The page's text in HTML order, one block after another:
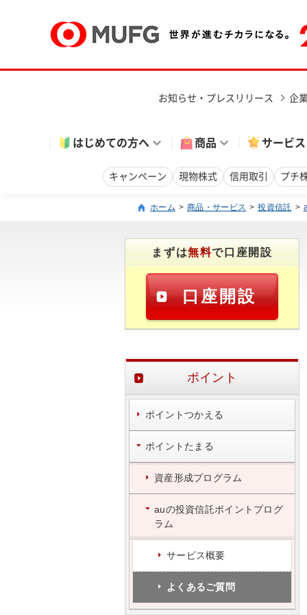
お知らせ・プレスリリース 企
はじめての方へ 商品 サービス
キャンペーン 現物株式 信用取引 プチ
ホーム 商品・サービス 投資信託
まずは無料で口座開設
口座開設
ポイント
ポイントつかえる
ポイントたまる
資産形成プログラム
auの投資信託ポイントプログ
ラム
サービス概要
よくあるご質問